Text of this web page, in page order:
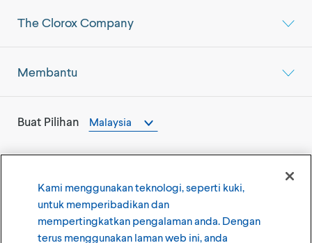
The Clorox Company
Membantu
Buat Pilihan Malaysia
Syarat Penggunaan Dasar Privasi
Kami menggunakan teknologi, seperti kuki,
untuk memperibadikan dan
mempertingkatkan pengalaman anda. Dengan
terus menggunakan laman web ini, anda